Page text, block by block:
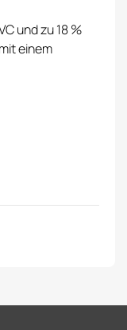
und zu 18 %
einem